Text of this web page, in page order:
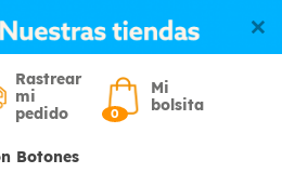
Rastrear
mi
pedido
0
Mi
bolsita
Botones